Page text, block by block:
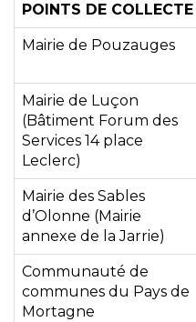
POINTS DE COLLECTE
Mairie de Pouzauges
Mairie de Luçon
(Bâtiment Forum des
Services 14 place
Leclerc)
Mairie des Sables
d’Olonne (Mairie
annexe de la Jarrie)
Communauté de
communes du Pays de
Mortagne